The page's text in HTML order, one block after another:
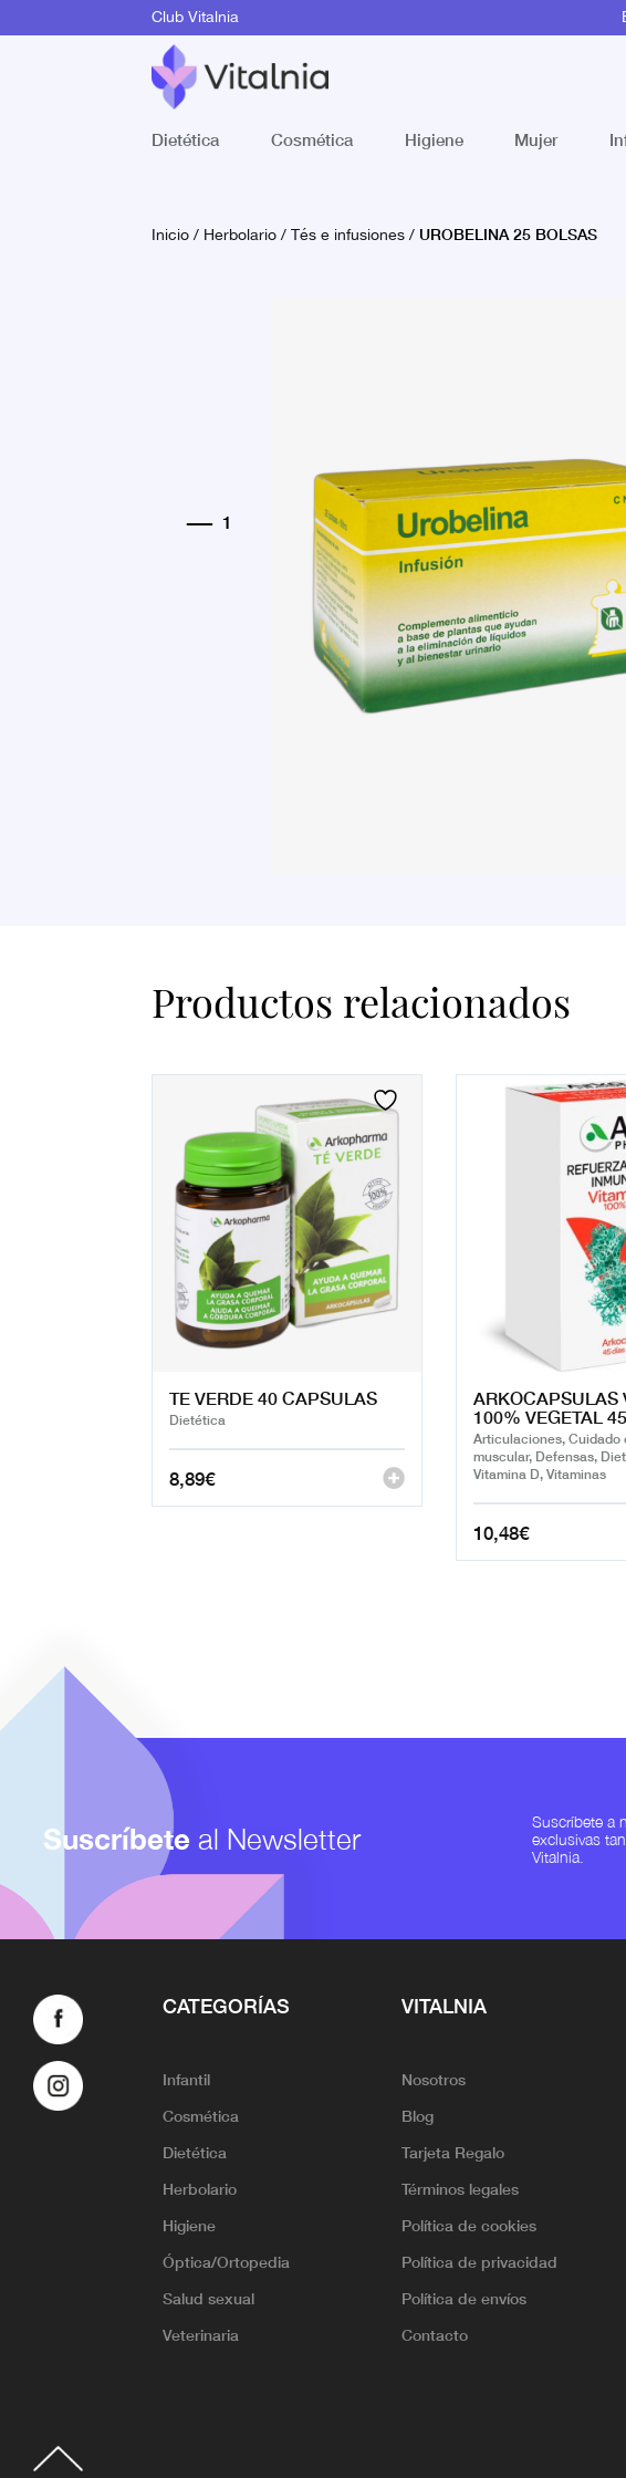
Club Vitalnia
Dietética Cosmética Higiene Mujer
Inicio/ Herbolario/Tés e infusiones/ UROBELINA 25 BOLSAS
Productos relacionados
TE VERDE 40 CAPSULAS
Dietética
8,89€
ARKOCAPSULAS
100% VEGETAL
Articulaciones, Cuidado
muscular, Defensas,
Vitamina D, Vitaminas
10,48€
Suscríbete al Newsletter
Suscríbete a
exclusivas
Vitalnia.
CATEGORÍAS
Infantil
Cosmética
Dietética
Herbolario
Higiene
Óptica/Ortopedia
Salud sexual
Veterinaria
VITALNIA
Nosotros
Blog
Tarjeta Regalo
Términos legales
Política de cookies
Política de privacidad
Política de envíos
Contacto